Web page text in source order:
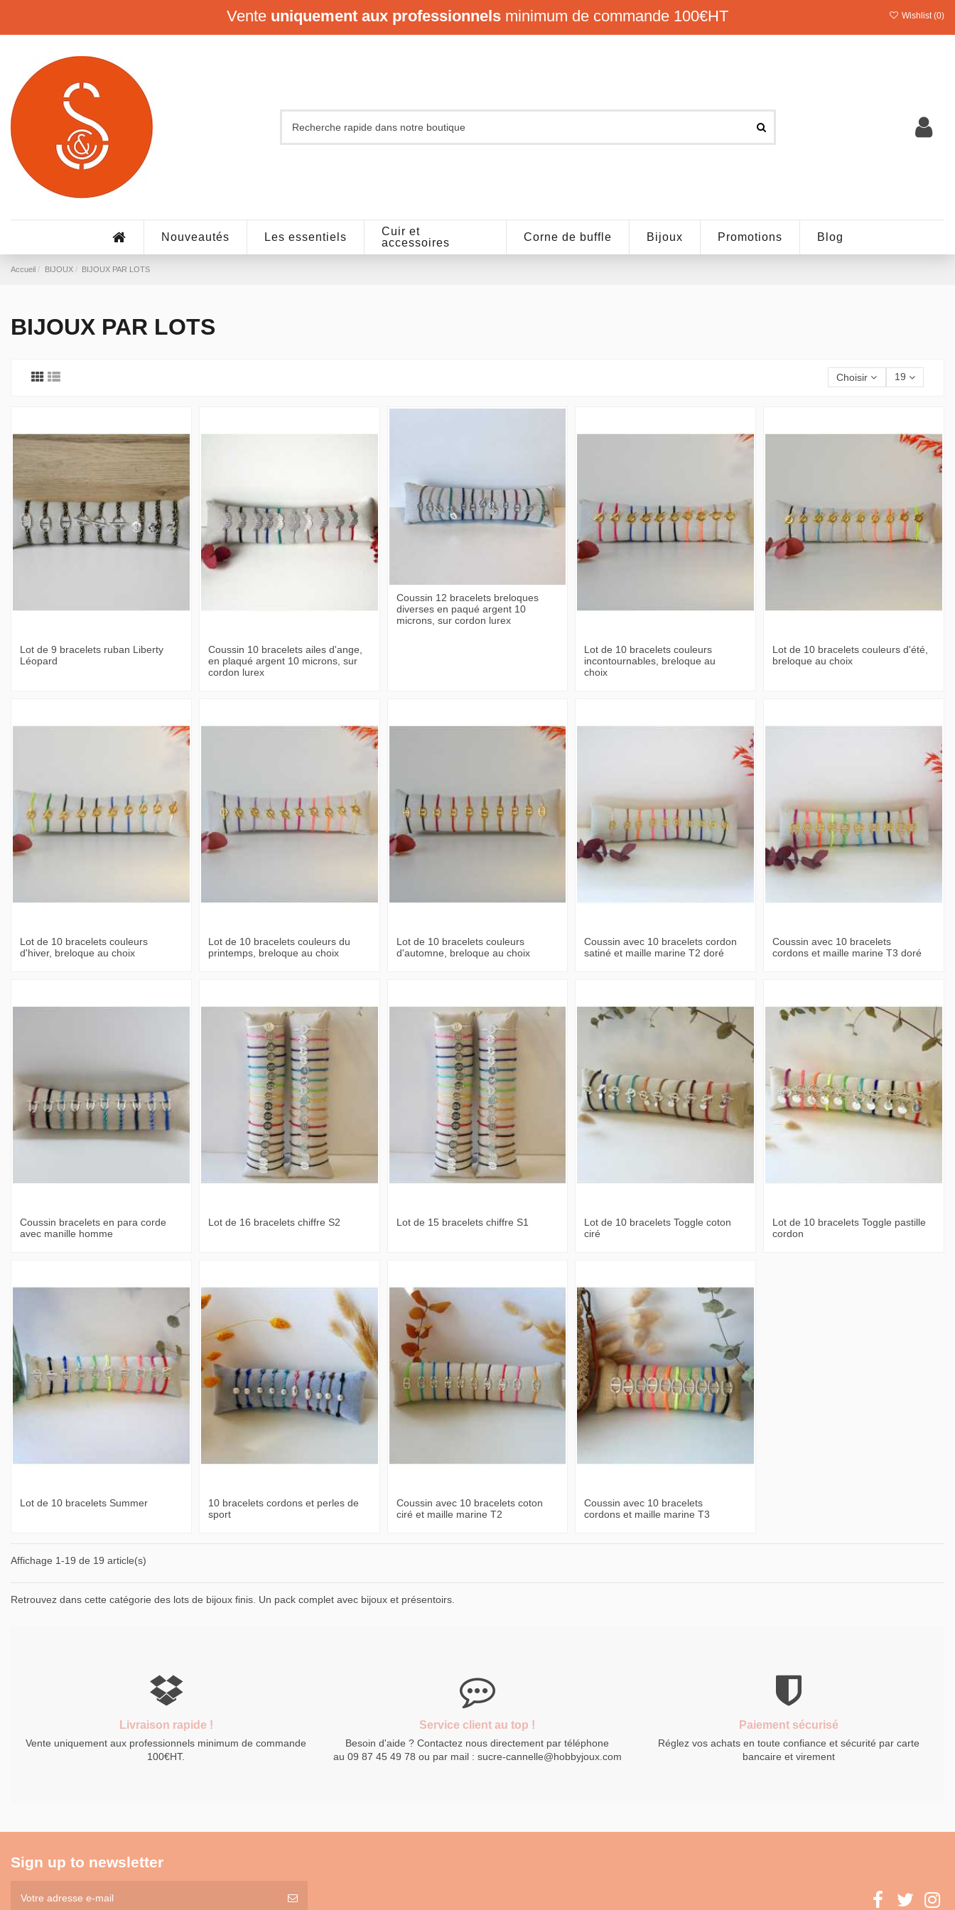
Vente uniquement aux professionnels minimum de commande 100€HT Wishlist (0)
Nouveautés Les essentiels
Cuir et
accessoires
Corne de buffle Bijoux Promotions Blog
Accueil BIJOUX BIJOUX PAR LOTS
BIJOUX PAR LOTS
Choisir 19
Lot de 9 bracelets ruban Liberty
Léopard
Coussin 10 bracelets ailes d'ange,
en plaqué argent 10 microns, sur
cordon lurex
Coussin 12 bracelets breloques
diverses en paqué argent 10
microns, sur cordon lurex
Lot de 10 bracelets couleurs
incontournables, breloque au
choix
Lot de 10 bracelets couleurs d'été,
breloque au choix
Lot de 10 bracelets couleurs
d'hiver, breloque au choix
Lot de 10 bracelets couleurs du
printemps, breloque au choix
Lot de 10 bracelets couleurs
d'automne, breloque au choix
Coussin avec 10 bracelets cordon
satiné et maille marine T2 doré
Coussin avec 10 bracelets
cordons et maille marine T3 doré
Coussin bracelets en para corde
avec manille homme
Lot de 16 bracelets chiffre S2 Lot de 15 bracelets chiffre S1
Lot de 10 bracelets Toggle coton
ciré
Lot de 10 bracelets Toggle pastille
cordon
Lot de 10 bracelets Summer
10 bracelets cordons et perles de
sport
Coussin avec 10 bracelets coton
ciré et maille marine T2
Coussin avec 10 bracelets
cordons et maille marine T3
Affichage 1-19 de 19 article(s)
Retrouvez dans cette catégorie des lots de bijoux finis. Un pack complet avec bijoux et présentoirs.
Livraison rapide !
Vente uniquement aux professionnels minimum de commande
100€HT.
Service client au top !
Besoin d'aide ? Contactez nous directement par téléphone
au 09 87 45 49 78 ou par mail : sucre-cannelle@hobbyjoux.com
Paiement sécurisé
Réglez vos achats en toute confiance et sécurité par carte
bancaire et virement
Sign up to newsletter